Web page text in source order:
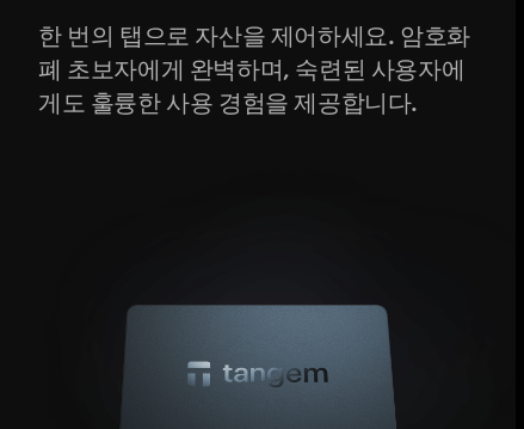
한 번의 탭으로 자산을 제어하세요. 암호화
폐 초보자에게 완벽하며, 숙련된 사용자에
게도 훌륭한 사용 경험을 제공합니다.